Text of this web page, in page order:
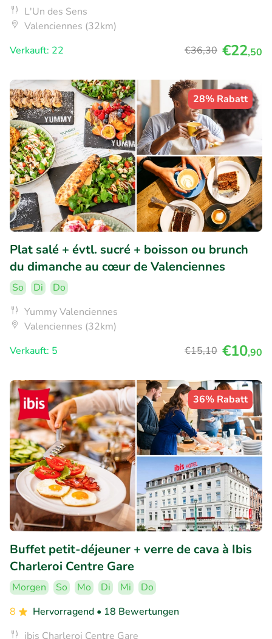
L'Un des Sens
Valenciennes (32km)
Verkauft: 22
€36,30 €22,50
28% Rabatt
Plat salé + évtl. sucré + boisson ou brunch
du dimanche au cœur de Valenciennes
So Di
Do
Yummy Valenciennes
Valenciennes (32km)
Verkauft: 5
€15,10 €10,90
36% Rabatt
Buffet petit-déjeuner + verre de cava à Ibis
Charleroi Centre Gare
Morgen So Mo Di Mi
Do
8
Hervorragend • 18 Bewertungen
ibis Charleroi Centre Gare